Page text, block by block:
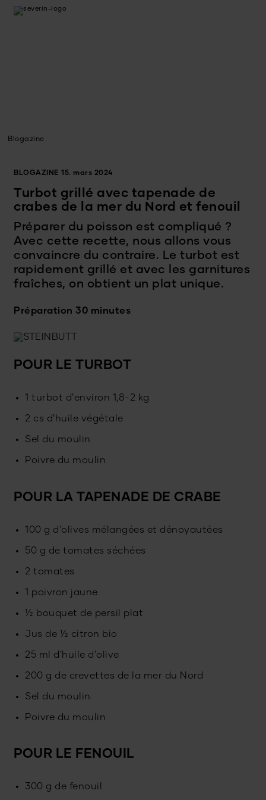
Blogazine
BLOGAZINE 15. mars 2024
Turbot grillé avec tapenade de
crabes de la mer du Nord et fenouil
Préparer du poisson est compliqué ?
Avec cette recette, nous allons vous
convaincre du contraire. Le turbot est
rapidement grillé et avec les garnitures
fraîches, on obtient un plat unique.
Préparation 30 minutes
POUR LE TURBOT
1 turbot d'environ 1,8-2 kg
2 cs d'huile végétale
Sel du moulin
Poivre du moulin
POUR LA TAPENADE DE CRABE
100 g d'olives mélangées et dénoyautées
50 g de tomates séchées
2 tomates
1 poivron jaune
½ bouquet de persil plat
Jus de ½ citron bio
25 ml d'huile d'olive
200 g de crevettes de la mer du Nord
Sel du moulin
Poivre du moulin
POUR LE FENOUIL
300 g de fenouil